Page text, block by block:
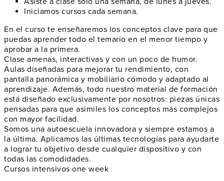
Iniciamos cursos cada semana.
En el curso te enseñaremos los conceptos clave para que
puedas aprender todo el temario en el menor tiempo y
aprobar a la primera.
Clase amenas, interactivas y con un poco de humor.
Aulas diseñadas para mejorar tu rendimiento, con
pantalla panorámica y mobiliario cómodo y adaptado al
aprendizaje. Además, todo nuestro material de formación
está diseñado exclusivamente por nosotros: piezas únicas
pensadas para que asimiles los conceptos más complejos
con mayor facilidad.
Somos una autoescuela innovadora y siempre estamos a
la última. Aplicamos las últimas tecnologías para ayudarte
a lograr tu objetivo desde cualquier dispositivo y con
todas las comodidades.
Cursos intensivos one week